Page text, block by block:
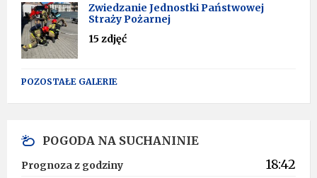
Zwiedzanie Jednostki Państwowej
Straży Pożarnej
15 zdjęć
POZOSTAŁE GALERIE
POGODA NA SUCHANINIE
Prognoza z godziny 18:42